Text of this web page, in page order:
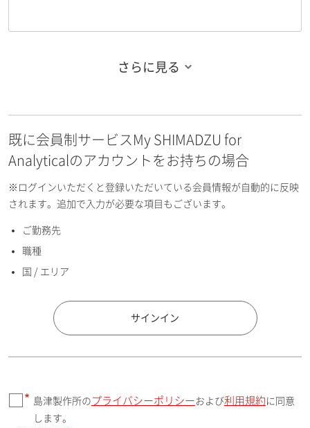
お名前フリガナ（名）
E-mailアドレス（半角英数）
国 / エリア
郵便番号（勤務先）
さらに見る
既に会員制サービスMy SHIMADZU for
Analyticalのアカウントをお持ちの場合
※ログインいただくと登録いただいている会員情報が自動的に反映
されます。追加で入力が必要な項目もございます。
ご勤務先
職種
国 / エリア
サインイン
島津製作所の プライバシーポリシーおよび利用規約 に同意
します。